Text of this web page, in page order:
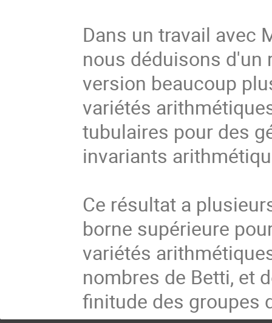
Dans un travail avec
nous déduisons d'un
version beaucoup
variétés
tubulaires pour des
invariants
Ce résultat a
borne supérieure
variétés
nombres de Betti, et
finitude des groupes